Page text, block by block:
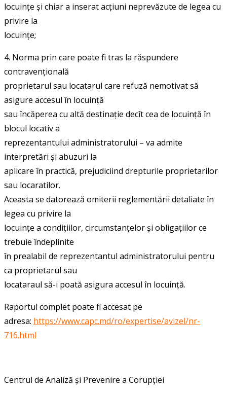
locuințe și chiar a inserat acțiuni neprevăzute de legea cu
privire la
locuințe;
4. Norma prin care poate fi tras la răspundere
contravențională
proprietarul sau locatarul care refuză nemotivat să
asigure accesul în locuință
sau încăperea cu altă destinație decît cea de locuință în
blocul locativ a
reprezentantului administratorului – va admite
interpretări și abuzuri la
aplicare în practică, prejudiciind drepturile proprietarilor
sau locaratilor.
Aceasta se datorează omiterii reglementării detaliate în
legea cu privire la
locuințe a condițiilor, circumstanțelor și obligațiilor ce
trebuie îndeplinite
în prealabil de reprezentantul administratorului pentru
ca proprietarul sau
locataraul să-i poată asigura accesul în locuință.
Raportul complet poate fi accesat pe
adresa: https://www.capc.md/ro/expertise/avizel/nr-
716.html
Centrul de Analiză și Prevenire a Corupției